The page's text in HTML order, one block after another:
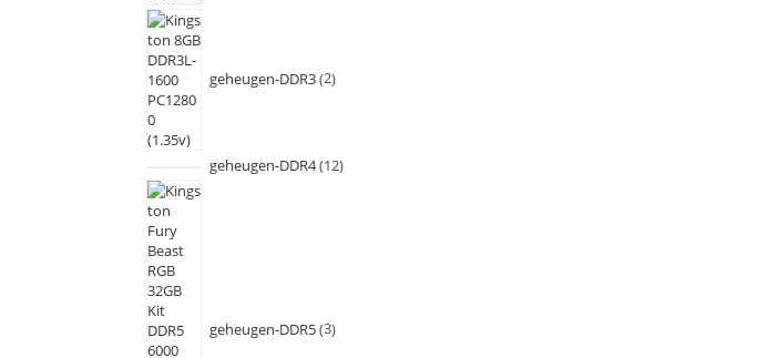
geheugen-DDR3 2
geheugen-DDR4 12
geheugen-DDR5 3